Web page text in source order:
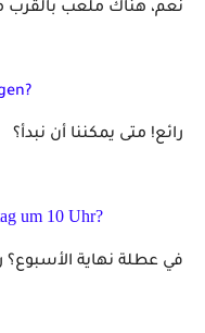
نعم، هناك ملعب بالقرب
رائع! متى يمكننا أن نبدأ؟
um 10 Uhr?
في عطلة نهاية الأسبوع؟ ربما